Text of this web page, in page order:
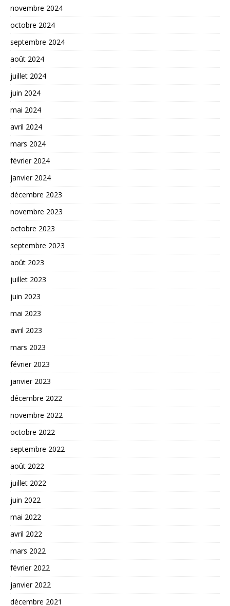
novembre 2024
octobre 2024
septembre 2024
août 2024
juillet 2024
juin 2024
mai 2024
avril 2024
mars 2024
février 2024
janvier 2024
décembre 2023
novembre 2023
octobre 2023
septembre 2023
août 2023
juillet 2023
juin 2023
mai 2023
avril 2023
mars 2023
février 2023
janvier 2023
décembre 2022
novembre 2022
octobre 2022
septembre 2022
août 2022
juillet 2022
juin 2022
mai 2022
avril 2022
mars 2022
février 2022
janvier 2022
décembre 2021